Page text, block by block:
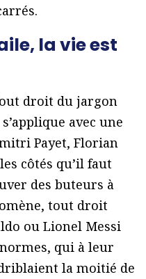
la vie est
droit du jargon
avec une
Payet, Florian
côtés qu’il faut
des buteurs à
tout droit
ou Lionel Messi
qui à leur
la moitié de